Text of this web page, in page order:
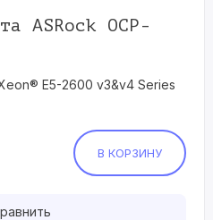
ASRock OCP-
E5-2600 v3&v4 Series
В КОРЗИНУ